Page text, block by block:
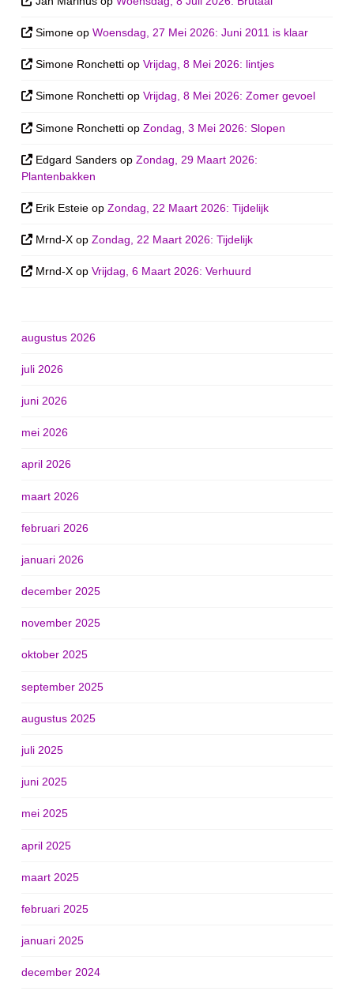
Simone opWoensdag, 27 Mei 2026: Juni 2011 is klaar
Simone Ronchetti opVrijdag, 8 Mei 2026: lintjes
Simone Ronchetti opVrijdag, 8 Mei 2026: Zomer gevoel
Simone Ronchetti opZondag, 3 Mei 2026: Slopen
Edgard Sanders opZondag, 29 Maart 2026:
Plantenbakken
Erik Esteie opZondag, 22 Maart 2026: Tijdelijk
Mrnd-X opZondag, 22 Maart 2026: Tijdelijk
Mrnd-X opVrijdag, 6 Maart 2026: Verhuurd
augustus 2026
juli 2026
juni 2026
mei 2026
april 2026
maart 2026
februari 2026
januari 2026
december 2025
november 2025
oktober 2025
september 2025
augustus 2025
juli 2025
juni 2025
mei 2025
april 2025
maart 2025
februari 2025
januari 2025
december 2024